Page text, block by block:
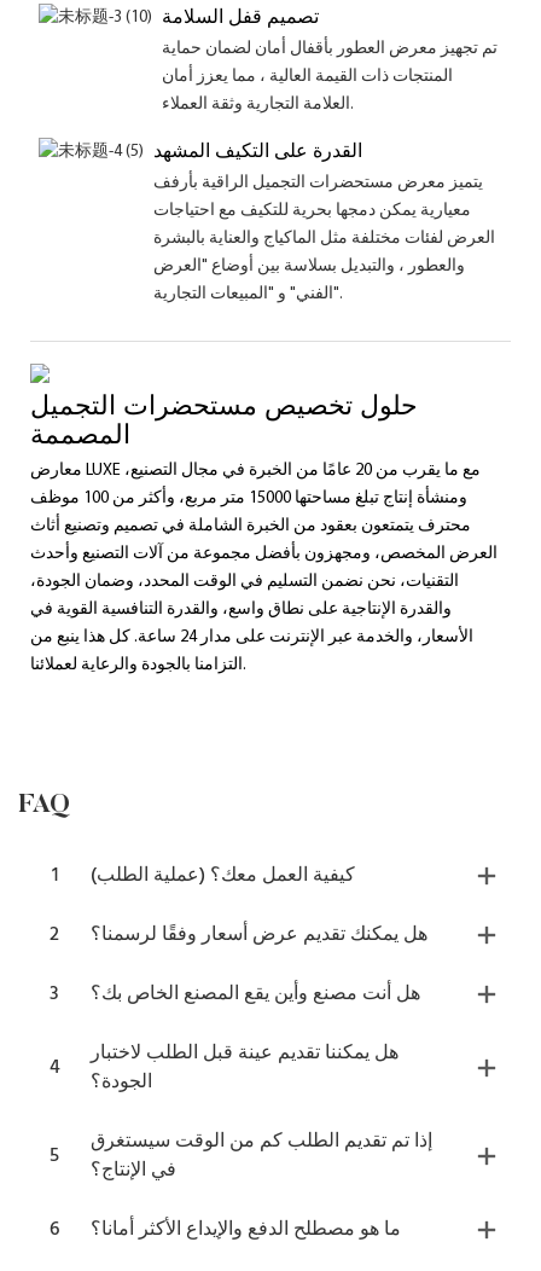
تصميم قفل السلامة
تم تجهيز معرض العطور بأقفال أمان لضمان حماية
المنتجات ذات القيمة العالية ، مما يعزز أمان
العلامة التجارية وثقة العملاء.
القدرة على التكيف المشهد
يتميز معرض مستحضرات التجميل الراقية بأرفف
معيارية يمكن دمجها بحرية للتكيف مع احتياجات
العرض لفئات مختلفة مثل الماكياج والعناية بالبشرة
والعطور ، والتبديل بسلاسة بين أوضاع "العرض
الفني" و "المبيعات التجارية".
حلول تخصيص مستحضرات التجميل
المصممة
معارض LUXE مع ما يقرب من 20 عامًا من الخبرة في مجال التصنيع،
ومنشأة إنتاج تبلغ مساحتها 15000 متر مربع، وأكثر من 100 موظف
محترف يتمتعون بعقود من الخبرة الشاملة في تصميم وتصنيع أثاث
العرض المخصص، ومجهزون بأفضل مجموعة من آلات التصنيع وأحدث
التقنيات، نحن نضمن التسليم في الوقت المحدد، وضمان الجودة،
والقدرة الإنتاجية على نطاق واسع، والقدرة التنافسية القوية في
الأسعار، والخدمة عبر الإنترنت على مدار 24 ساعة. كل هذا ينبع من
التزامنا بالجودة والرعاية لعملائنا.
FAQ
1
كيفية العمل معك؟ (عملية الطلب)
2
هل يمكنك تقديم عرض أسعار وفقًا لرسمنا؟
3
هل أنت مصنع وأين يقع المصنع الخاص بك؟
4
هل يمكننا تقديم عينة قبل الطلب لاختبار
الجودة؟
5
إذا تم تقديم الطلب كم من الوقت سيستغرق
في الإنتاج؟
6
ما هو مصطلح الدفع والإيداع الأكثر أمانا؟